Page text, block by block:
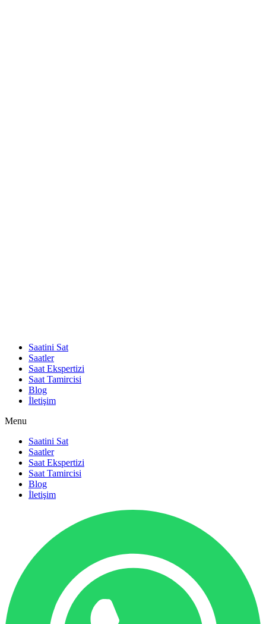
Saatini Sat
Saatler
Saat Ekspertizi
Saat Tamircisi
Blog
İletişim
Menu
Saatini Sat
Saatler
Saat Ekspertizi
Saat Tamircisi
Blog
İletişim